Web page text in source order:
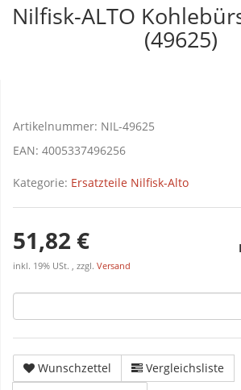
Nilfisk-ALTO
(49625)
Artikelnummer: NIL-49625
EAN: 4005337496256
Kategorie: Ersatzteile Nilfisk-Alto
51,82 €
inkl. 19% USt. , zzgl. Versand
Wunschzettel
Vergleichsliste